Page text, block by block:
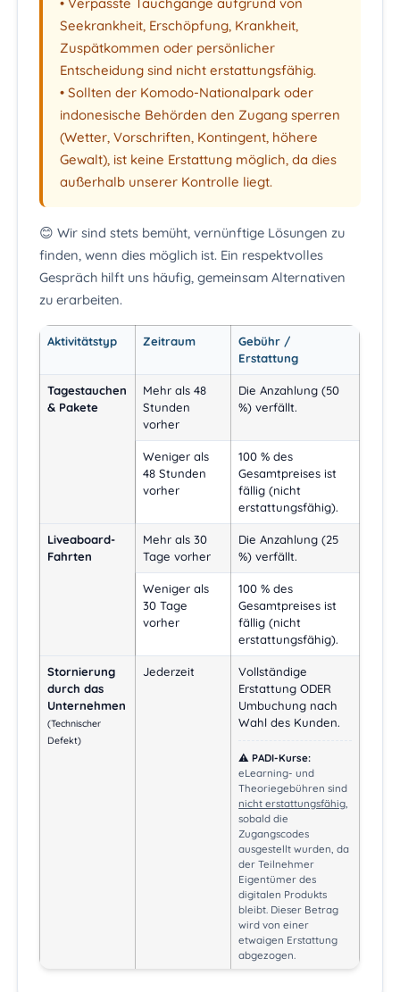
• Verpasste Tauchgänge aufgrund von
Seekrankheit, Erschöpfung, Krankheit,
Zuspätkommen oder persönlicher
Entscheidung sind nicht erstattungsfähig.
• Sollten der Komodo-Nationalpark oder
indonesische Behörden den Zugang sperren
(Wetter, Vorschriften, Kontingent, höhere
Gewalt), ist keine Erstattung möglich, da dies
außerhalb unserer Kontrolle liegt.
😊 Wir sind stets bemüht, vernünftige Lösungen zu
finden, wenn dies möglich ist. Ein respektvolles
Gespräch hilft uns häufig, gemeinsam Alternativen
zu erarbeiten.
Aktivitätstyp Zeitraum
Gebühr /
Erstattung
Tagestauchen
& Pakete
Mehr als 48
Stunden
vorher
Die Anzahlung (50
%) verfällt.
Weniger als
48 Stunden
vorher
100 % des
Gesamtpreises ist
fällig (nicht
erstattungsfähig).
Liveaboard-
Fahrten
Mehr als 30
Tage vorher
Die Anzahlung (25
%) verfällt.
Weniger als
30 Tage
vorher
100 % des
Gesamtpreises ist
fällig (nicht
erstattungsfähig).
Stornierung
durch das
Unternehmen
(Technischer
Defekt)
Jederzeit
Vollständige
Erstattung ODER
Umbuchung nach
Wahl des Kunden.
⚠️ PADI-Kurse:
eLearning- und
Theoriegebühren sind
nicht erstattungsfähig
sobald die
Zugangscodes
ausgestellt wurden, da
der Teilnehmer
Eigentümer des
digitalen Produkts
bleibt. Dieser Betrag
wird von einer
etwaigen Erstattung
abgezogen.